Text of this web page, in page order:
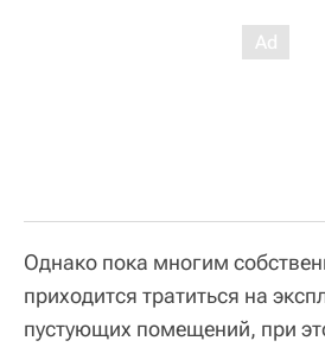
Однако пока многим
приходится тратиться на
пустующих помещений, при